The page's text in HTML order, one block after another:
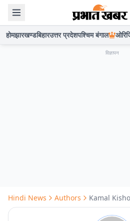
होमझारखण्डबिहारउत्तर प्रदेशपश्चिम बंगाल
विज्ञापन
Hindi News Authors Kamal